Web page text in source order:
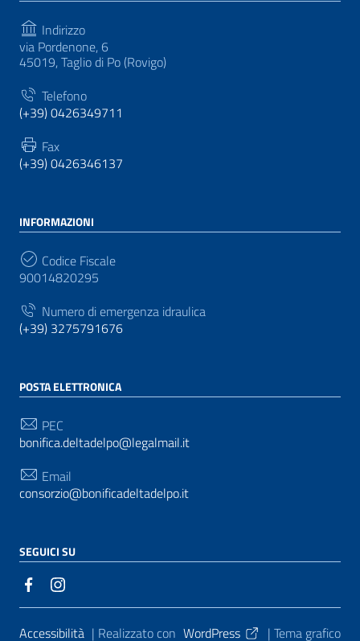
Indirizzo
via Pordenone, 6
45019, Taglio di Po (Rovigo)
Telefono
(+39) 0426349711
Fax
(+39) 0426346137
INFORMAZIONI
Codice Fiscale
90014820295
Numero di emergenza idraulica
(+39) 3275791676
POSTA ELETTRONICA
PEC
bonifica.deltadelpo@legalmail.it
Email
consorzio@bonificadeltadelpo.it
SEGUICI SU
Sezione Link Utili
Accessibilità | Realizzato con WordPress | Tema grafico